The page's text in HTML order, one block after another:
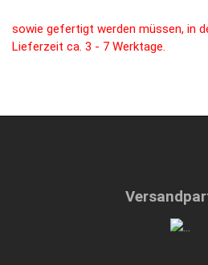
sowie gefertigt werden müssen, in
Lieferzeit ca. 3 - 7 Werktage.